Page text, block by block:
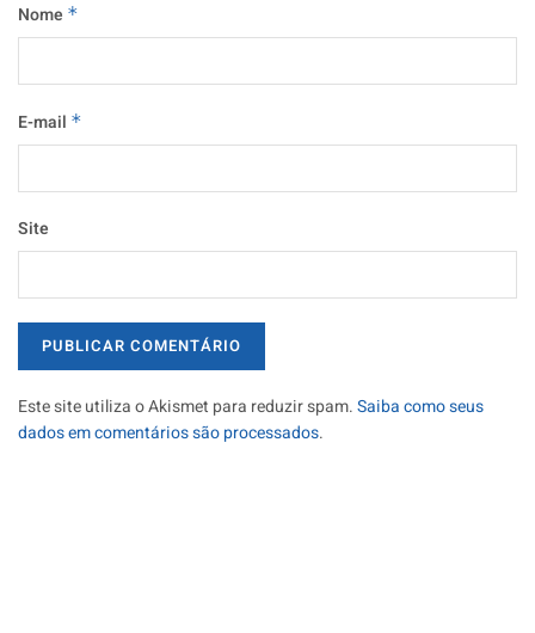
Nome *
E-mail *
Site
Este site utiliza o Akismet para reduzir spam.Saiba como seus
dados em comentários são processados.